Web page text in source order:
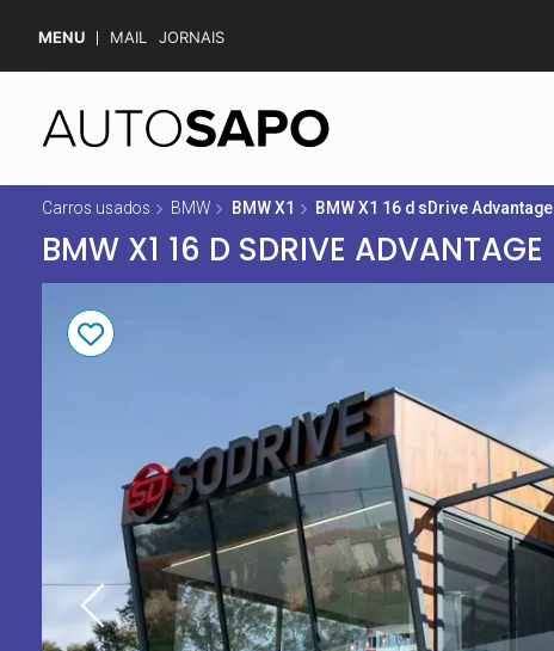
MENU MAIL JORNAIS
Carros usados BMW BMW X1 BMW X1 16 d sDrive Advantage
BMW X1 16 D SDRIVE ADVANTAGE